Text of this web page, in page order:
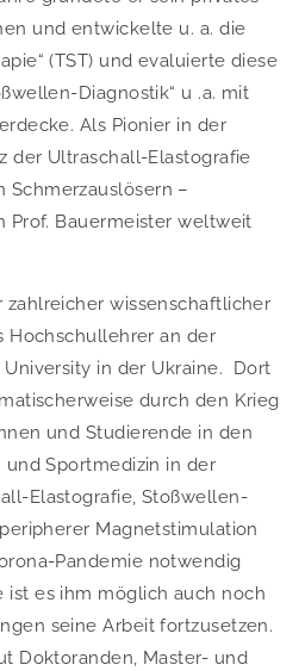
und entwickelte u. a. die
(TST) und evaluierte diese
Diagnostik“ u .a. mit
Als Pionier in der
der Ultraschall-Elastografie
Schmerzauslösern –
Prof. Bauermeister weltweit
zahlreicher wissenschaftlicher
Hochschullehrer an der
in der Ukraine. Dort
durch den Krieg
und Studierende in den
und Sportmedizin in der
Elastografie, Stoßwellen-
Magnetstimulation
Pandemie notwendig
es ihm möglich auch noch
seine Arbeit fortzusetzen.
Doktoranden, Master- und